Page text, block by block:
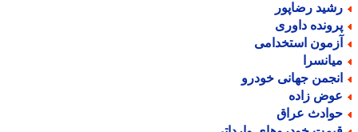
رضاپور
داوری
استخدامی
جهانی خودرو
زاده
عراق